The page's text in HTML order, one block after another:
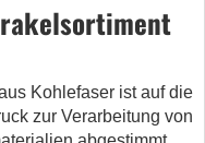
Kohlefaser ist auf die
zur Verarbeitung von